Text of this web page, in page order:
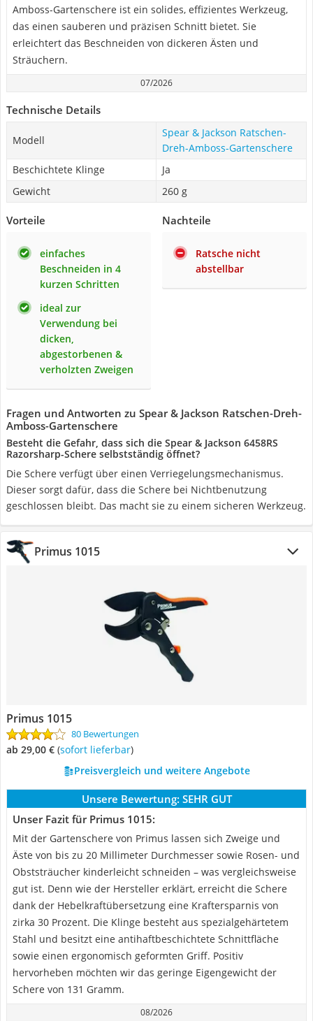
Amboss-Gartenschere ist ein solides, effizientes Werkzeug,
das einen sauberen und präzisen Schnitt bietet. Sie
erleichtert das Beschneiden von dickeren Ästen und
Sträuchern.
07/2026
Technische Details
Modell
Spear & Jackson Ratschen-
Dreh-Amboss-Gartenschere
Beschichtete Klinge
Ja
Gewicht
260 g
Vorteile
einfaches
Beschneiden in 4
kurzen Schritten
ideal zur
Verwendung bei
dicken,
abgestorbenen &
verholzten Zweigen
Nachteile
Ratsche nicht
abstellbar
Fragen und Antworten zu Spear & Jackson Ratschen-Dreh-
Amboss-Gartenschere
Besteht die Gefahr, dass sich die Spear & Jackson 6458RS
Razorsharp-Schere selbstständig öffnet?
Die Schere verfügt über einen Verriegelungsmechanismus.
Dieser sorgt dafür, dass die Schere bei Nichtbenutzung
geschlossen bleibt. Das macht sie zu einem sicheren Werkzeug.
Primus 1015
Primus 1015
80 Bewertungen
ab 29,00 € ( Sofort lieferbar)
Preisvergleich und weitere Angebote
Unsere Bewertung: SEHR GUT
Unser Fazit für Primus 1015:
Mit der Gartenschere von Primus lassen sich Zweige und
Äste von bis zu 20 Millimeter Durchmesser sowie Rosen- und
Obststräucher kinderleicht schneiden – was vergleichsweise
gut ist. Denn wie der Hersteller erklärt, erreicht die Schere
dank der Hebelkraftübersetzung eine Kraftersparnis von
zirka 30 Prozent. Die Klinge besteht aus spezialgehärtetem
Stahl und besitzt eine antihaftbeschichtete Schnittfläche
sowie einen ergonomisch geformten Griff. Positiv
hervorheben möchten wir das geringe Eigengewicht der
Schere von 131 Gramm.
08/2026